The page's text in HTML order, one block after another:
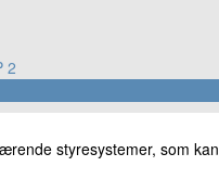
2
styresystemer, som kan